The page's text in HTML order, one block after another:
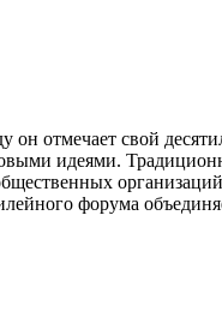
отмечает свой
идеями.
форума